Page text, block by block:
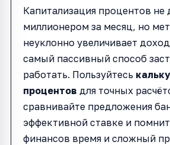
Капитализация процентов не
миллионером за месяц, но
неуклонно увеличивает
самый пассивный способ
работать. Пользуйтесь
процентов для точных
сравнивайте предложения
эффективной ставке и
финансов время и сложный